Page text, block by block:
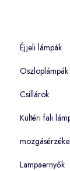
Éjjeli lámpák
Oszloplámpák
Csillárok
Kültéri fali
Lampaernyők